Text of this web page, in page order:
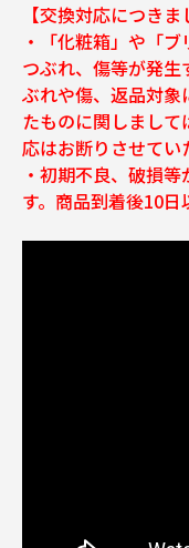
【交換対応につきま
・「化粧箱」や「
つぶれ、傷等が発生
ぶれや傷、返品対
たものに関しまし
応はお断りさせてい
・初期不良、破損
す。商品到着後10日